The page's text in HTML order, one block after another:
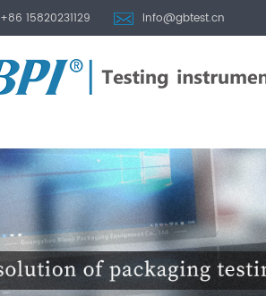
+86 15820231129 info@gbtest.cn